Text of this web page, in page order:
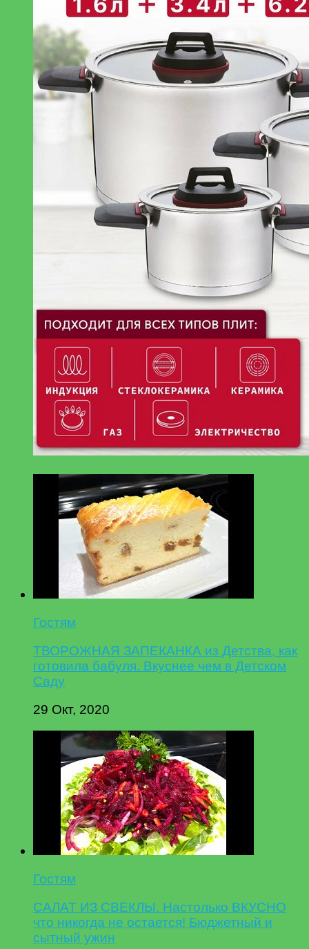
Гостям
ТВОРОЖНАЯ ЗАПЕКАНКА из Детства, как
готовила бабуля. Вкуснее чем в Детском
Саду
29 Окт, 2020
Гостям
САЛАТ ИЗ СВЕКЛЫ. Настолько ВКУСНО
что никогда не остается! Бюджетный и
сытный ужин